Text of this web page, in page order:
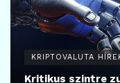
KRIPTOVALUTA
Kritikus szintre